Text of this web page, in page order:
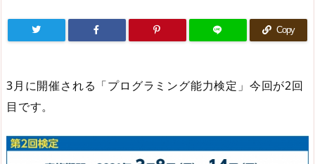
Copy
3月に開催される「プログラミング能力検定」今回が2回
目です。